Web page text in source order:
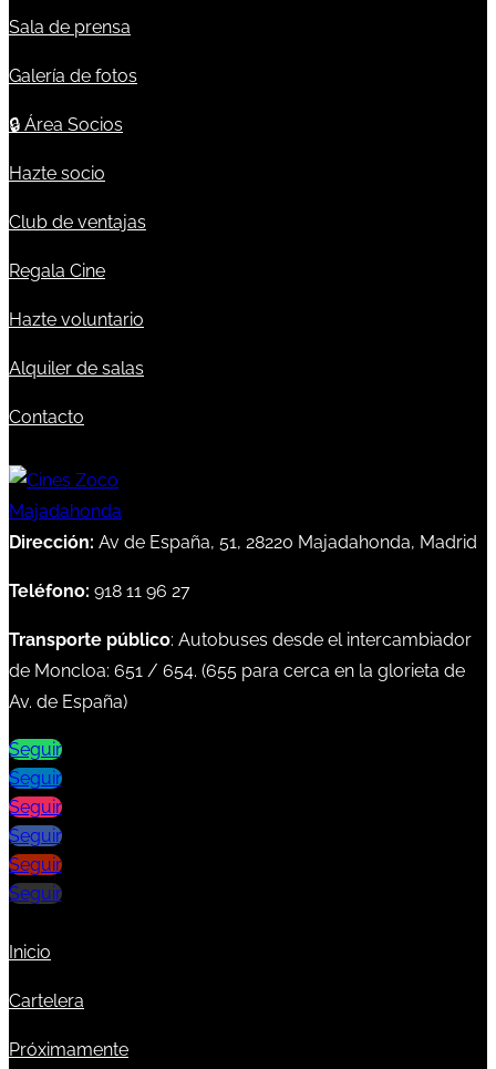
Sala de prensa
Galería de fotos
🔒 Área Socios
Hazte socio
Club de ventajas
Regala Cine
Hazte voluntario
Alquiler de salas
Contacto
Dirección: Av de España, 51, 28220 Majadahonda, Madrid
Teléfono: 918 11 96 27
Transporte público: Autobuses desde el intercambiador
de Moncloa: 651 / 654. (655 para cerca en la glorieta de
Av. de España)
Seguir
Seguir
Seguir
Seguir
Seguir
Seguir
Inicio
Cartelera
Próximamente